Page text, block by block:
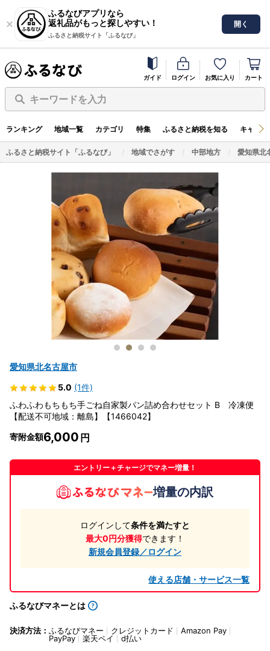
ふるなびアプリなら
返礼品がもっと探しやすい！
ふるさと納税サイト「ふるなび」
開く
ガイド ログイン お気に入り カート
キーワードを入力
ランキング 地域一覧 カテゴリ 特集 ふるさと納税を知る キャン
ふるさと納税サイト「ふるなび」 地域でさがす 中部地方 愛知県北
愛知県北名古屋市
5.0 (1件)
ふわふわもちもち手ごね自家製パン詰め合わせセット B 冷凍便
【配送不可地域：離島】【1466042】
寄附金額6,000
エントリー＋チャージでマネー増量！
増量の内訳
ログインして条件を満たすと
最大0円分獲得できます！
新規会員登録／ログイン
使える店舗・サービス一覧
ふるなびマネーとは
決済方法： ふるなびマネー クレジットカード
Amazon Pay
PayPay
楽天ペイ d払い